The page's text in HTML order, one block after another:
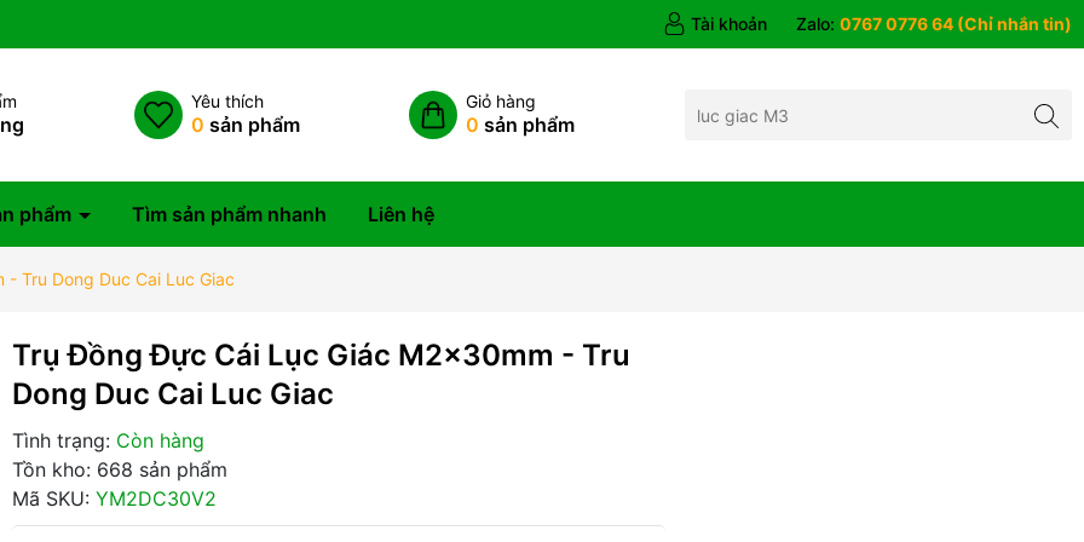
Tài khoản Zalo: 0767 0776 64 (Chỉ nhắn tin)
Yêu thích
0 sản phẩm
Giỏ hàng
0 sản phẩm
phẩm Tìm sản phẩm nhanh Liên hệ
Tru Dong Duc Cai Luc Giac
Trụ Đồng Đực Cái Lục Giác M2x30mm - Tru
Dong Duc Cai Luc Giac
Tình trạng: Còn hàng
Tồn kho: 668 sản phẩm
Mã SKU: YM2DC30V2